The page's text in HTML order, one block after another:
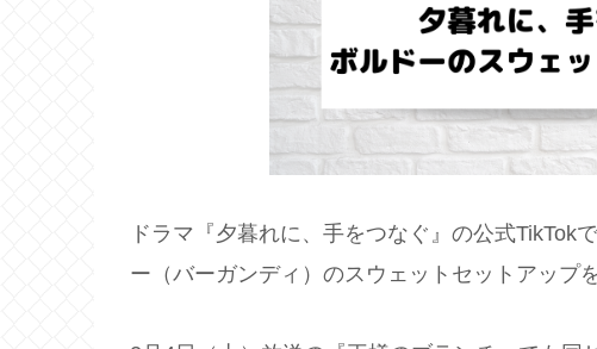
ドラマ『夕暮れに、手をつなぐ』の公式TikTok
ー（バーガンディ）のスウェットセットアップ